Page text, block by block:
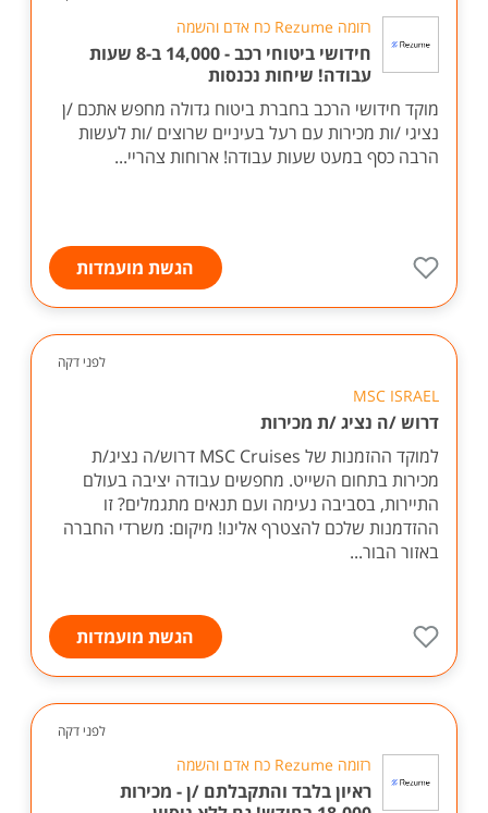
רזומה Rezume כח אדם והשמה
חידושי ביטוחי רכב - 14,000 ב-8 שעות
עבודה! שיחות נכנסות
מוקד חידושי הרכב בחברת ביטוח גדולה מחפש אתכם /ן
נציגי /ות מכירות עם רעל בעיניים שרוצים /ות לעשות
הרבה כסף במעט שעות עבודה! ארוחות צהריי...
הגשת מועמדות
לפני דקה
MSC ISRAEL
דרוש /ה נציג /ת מכירות
למוקד ההזמנות של MSC Cruises דרוש/ה נציג/ת
מכירות בתחום השייט. מחפשים עבודה יציבה בעולם
התיירות, בסביבה נעימה ועם תנאים מתגמלים? זו
ההזדמנות שלכם להצטרף אלינו! מיקום: משרדי החברה
באזור הבור...
הגשת מועמדות
לפני דקה
רזומה Rezume כח אדם והשמה
ראיון בלבד והתקבלתם /ן - מכירות